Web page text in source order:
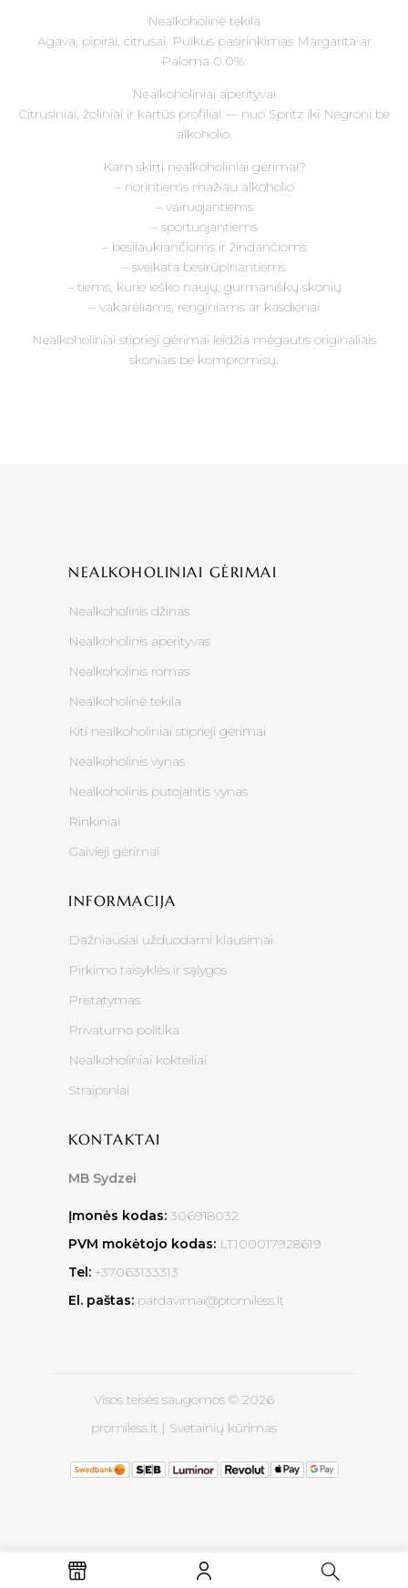
Nealkoholinė tekila
Agava, pipirai, citrusai. Puikus pasirinkimas Margarita ar
Paloma 0.0%.
Nealkoholiniai aperityvai
Citrusiniai, žoliniai ir kartūs profiliai — nuo Spritz iki Negroni be
alkoholio.
Kam skirti nealkoholiniai gėrimai?
– norintiems mažiau alkoholio
– vairuojantiems
– sportuojantiems
– besilaukiančioms ir žindančioms
– sveikata besirūpinantiems
– tiems, kurie ieško naujų, gurmaniškų skonių
– vakarėliams, renginiams ar kasdienai
Nealkoholiniai stiprieji gėrimai leidžia mėgautis originaliais
skoniais be kompromisų.
NEALKOHOLINIAI GĖRIMAI
Nealkoholinis džinas
Nealkoholinis aperityvas
Nealkoholinis romas
Nealkoholinė tekila
Kiti nealkoholiniai stiprieji gėrimai
Nealkoholinis vynas
Nealkoholinis putojantis vynas
Rinkiniai
Gaivieji gėrimai
INFORMACIJA
Dažniausiai užduodami klausimai
Pirkimo taisyklės ir sąlygos
Pristatymas
Privatumo politika
Nealkoholiniai kokteiliai
Straipsniai
KONTAKTAI
MB Sydzei
Įmonės kodas: 306918032
PVM mokėtojo kodas: LT100017928619
Tel: +37063133313
El. paštas: pardavimai@promiless.lt
Visos teisės saugomos © 2026
promiless.lt | Svetainių kūrimas